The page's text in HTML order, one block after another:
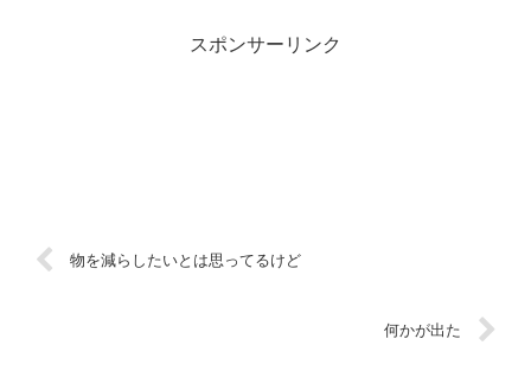
スポンサーリンク
物を減らしたいとは思ってるけど
何かが出た